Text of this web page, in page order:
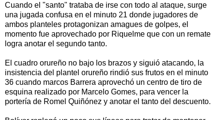
Cuando el "santo" trataba de irse con todo al ataque, surge
una jugada confusa en el minuto 21 donde jugadores de
ambos planteles protagonizan amagues de golpes, el
momento fue aprovechado por Riquelme que con un remate
logra anotar el segundo tanto.
El cuadro orureño no bajo los brazos y siguió atacando, la
insistencia del plantel orureño rindió sus frutos en el minuto
36 cuando marcos Barrera aprovechó un centro de tiro de
esquina realizado por Marcelo Gomes, para vencer la
portería de Romel Quiñónez y anotar el tanto del descuento.